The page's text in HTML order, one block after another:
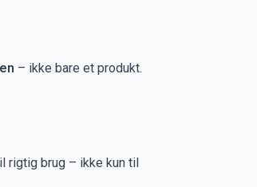
– ikke bare et produkt.
rigtig brug – ikke kun til